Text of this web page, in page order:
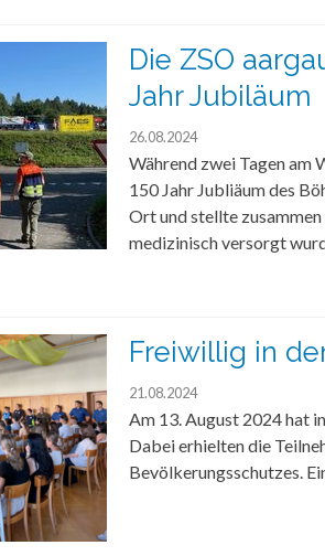
Die ZSO
Jahr Jubiläum
26.08.2024
Während zwei Tagen am
150 Jahr Jubliäum des
Ort und stellte
medizinisch versorgt
Freiwillig in
21.08.2024
Am 13. August 2024 hat
Dabei erhielten die
Bevölkerungsschutzes.